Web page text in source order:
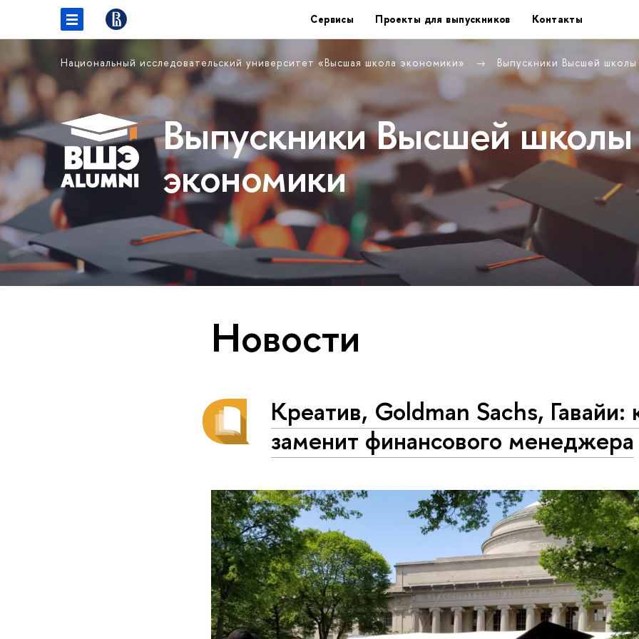
Сервисы Проекты для выпускников Контакты
Национальный исследовательский университет «Высшая школа экономики» Выпускники Высшей
Выпускники Высшей школы
экономики
Новости
Креатив, Goldman Sachs, Гавайи:
заменит финансового менеджера